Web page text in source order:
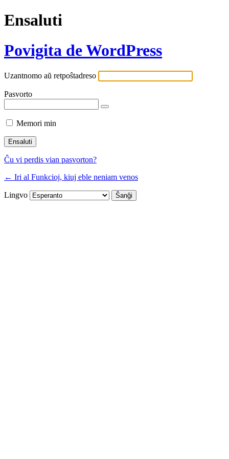
Ensaluti
Povigita de WordPress
Uzantnomo aŭ retpoŝtadreso
Pasvorto
Memori min
Ĉu vi perdis vian pasvorton?
← Iri al Funkcioj, kiuj eble neniam venos
Lingvo